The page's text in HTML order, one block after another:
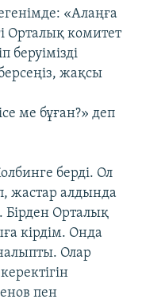
«Алаңға
Орталық комитет
беруімізді
жақсы
ме бұған?» деп
берді. Ол
жастар алдында
Бірден Орталық
кірдім. Онда
Олар
пен